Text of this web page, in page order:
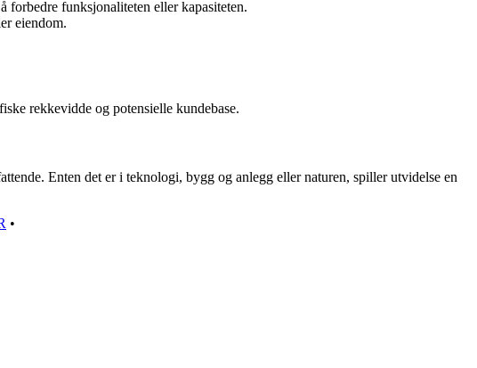
forbedre funksjonaliteten eller kapasiteten.
eiendom.
rekkevidde og potensielle kundebase.
Enten det er i teknologi, bygg og anlegg eller naturen, spiller utvidelse en
•